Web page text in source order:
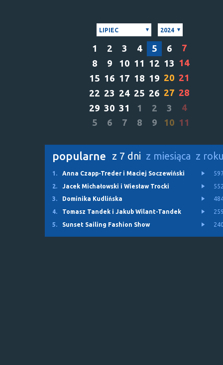
LIPIEC 2024
1 2 3 4 5 6
7
8
9 10 11 12 13 14
15 16 17 18 19 20 21
22 23 24 25 26 27 28
29 30 31 1 2 3
4
5
6 7 8 9 10 11
popularne z 7 dni z miesiąca z
1. Anna Czapp-Treder i Maciej Soczewiński
2.
Jacek Michałowski i Wiesław Trocki
3.
Dominika Kudlińska
4.
Tomasz Tandek i Jakub Wilant-Tandek
5.
Sunset Sailing Fashion Show